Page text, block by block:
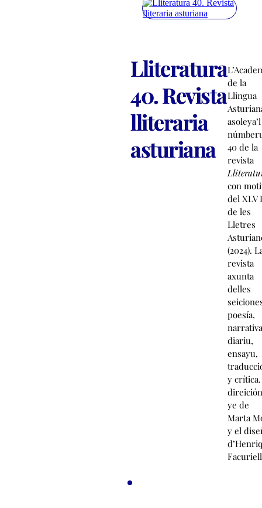
Lliteratura
40. Revista
lliteraria
asturiana
de la
Llingua
asoleya’l
40 de la
revista
con
del XLV
de les
Lletres
(2024).
revista
axunta
delles
poesía,
diariu,
ensayu,
y crítica.
direición
ye de
Marta
y el